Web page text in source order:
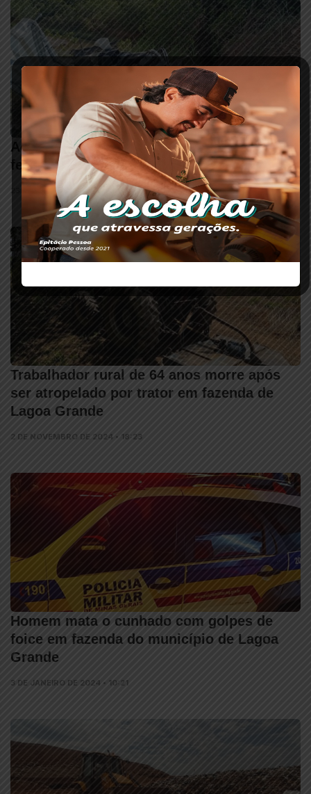
Acidente na LMG 740 deixa motorista
ferido próximo a cidade de Lagoa Grande
23 DE JANEIRO DE 2025 • 18:21
Trabalhador rural de 64 anos morre após
ser atropelado por trator em fazenda de
Lagoa Grande
2 DE NOVEMBRO DE 2024 • 18:23
Homem mata o cunhado com golpes de
foice em fazenda do município de Lagoa
Grande
3 DE JANEIRO DE 2024 • 10:21